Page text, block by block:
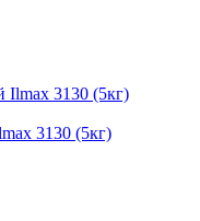
3130 (5кг)